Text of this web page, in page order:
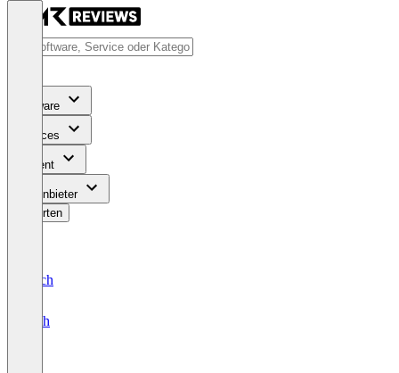
Software
Services
Content
Für Anbieter
Bewerten
Deutsch
English